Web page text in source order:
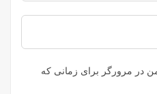
در مرورگر برای زمانی که